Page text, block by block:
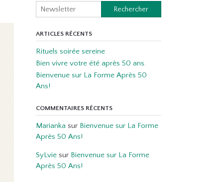
Rechercher
ARTICLES RÉCENTS
Rituels soirée sereine
Bien vivre votre été après 50 ans.
Bienvenue sur La Forme Après 50
Ans!
COMMENTAIRES RÉCENTS
Marianka sur Bienvenue sur La Forme
Après 50 Ans!
SyLviesur Bienvenue sur La Forme
Après 50 Ans!